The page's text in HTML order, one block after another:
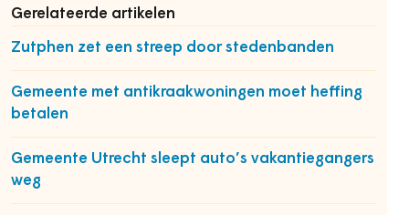
Gerelateerde artikelen
Zutphen zet een streep door stedenbanden
Gemeente met antikraakwoningen moet heffing
betalen
Gemeente Utrecht sleept auto’s vakantiegangers
weg